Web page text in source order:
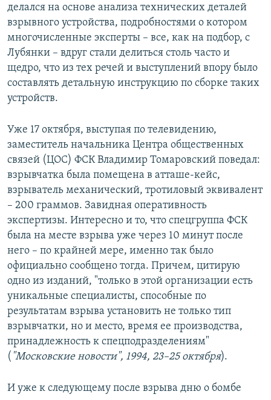
делался на основе анализа технических деталей
взрывного устройства, подробностями о котором
многочисленные эксперты – все, как на подбор, с
Лубянки – вдруг стали делиться столь часто и
щедро, что из тех речей и выступлений впору было
составлять детальную инструкцию по сборке таких
устройств.
Уже 17 октября, выступая по телевидению,
заместитель начальника Центра общественных
связей (ЦОС) ФСК Владимир Томаровский поведал:
взрывчатка была помещена в атташе-кейс,
взрыватель механический, тротиловый эквивалент
– 200 граммов. Завидная оперативность
экспертизы. Интересно и то, что спецгруппа ФСК
была на месте взрыва уже через 10 минут после
него – по крайней мере, именно так было
официально сообщено тогда. Причем, цитирую
одно из изданий, "только в этой организации есть
уникальные специалисты, способные по
результатам взрыва установить не только тип
взрывчатки, но и место, время ее производства,
принадлежность к спецподразделениям"
( "Московские новости", 1994, 23–25 октября).
И уже к следующему после взрыва дню о бомбе